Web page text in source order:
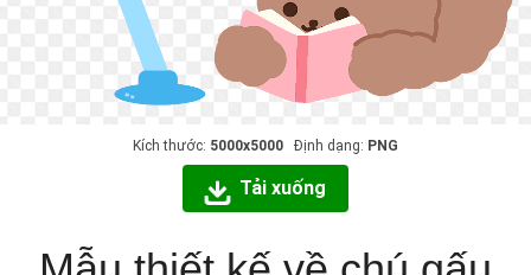
Kích thước: 5000x5000 Định dạng: PNG
Tải xuống